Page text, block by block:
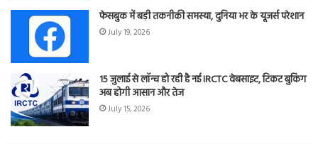
फेसबुक में बड़ी तकनीकी समस्या, दुनिया भर के यूजर्स परेशान
July 19, 2026
15 जुलाई से लॉन्च हो रही है नई IRCTC वेबसाइट, टिकट बुकिंग
अब होगी आसान और तेज
July 15, 2026